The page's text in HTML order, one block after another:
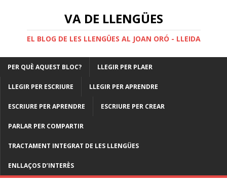
VA DE LLENGÜES
EL BLOG DE LES LLENGÜES AL JOAN ORÓ - LLEIDA
PER QUÈ AQUEST BLOC? LLEGIR PER PLAER
LLEGIR PER ESCRIURE LLEGIR PER APRENDRE
ESCRIURE PER APRENDRE ESCRIURE PER CREAR
PARLAR PER COMPARTIR
TRACTAMENT INTEGRAT DE LES LLENGÜES
ENLLAÇOS D’INTERÈS